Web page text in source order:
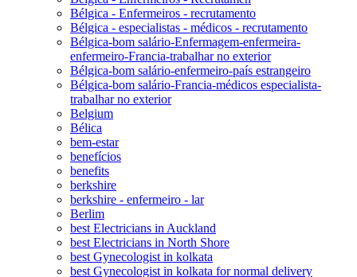
Bélgica - Enfermeiros - recrutamento
Bélgica - especialistas - médicos - recrutamento
Bélgica-bom salário-Enfermagem-enfermeira-
enfermeiro-Francia-trabalhar no exterior
Bélgica-bom salário-enfermeiro-país estrangeiro
Bélgica-bom salário-Francia-médicos especialista-
trabalhar no exterior
Belgium
Bélica
bem-estar
benefícios
benefits
berkshire
berkshire - enfermeiro - lar
Berlim
best Electricians in Auckland
best Electricians in North Shore
best Gynecologist in kolkata
best Gynecologist in kolkata for normal delivery